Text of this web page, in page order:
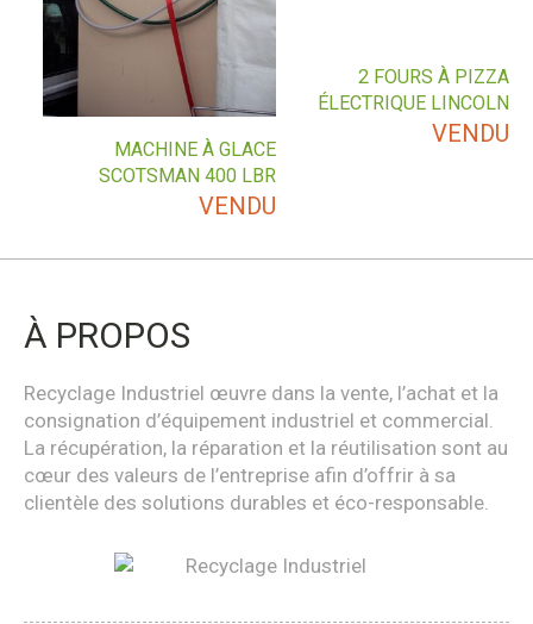
2 FOURS À PIZZA
ÉLECTRIQUE LINCOLN
VENDU
MACHINE À GLACE
SCOTSMAN 400 LBR
VENDU
À PROPOS
Recyclage Industriel œuvre dans la vente, l’achat et la
consignation d’équipement industriel et commercial.
La récupération, la réparation et la réutilisation sont au
cœur des valeurs de l’entreprise afin d’offrir à sa
clientèle des solutions durables et éco-responsable.